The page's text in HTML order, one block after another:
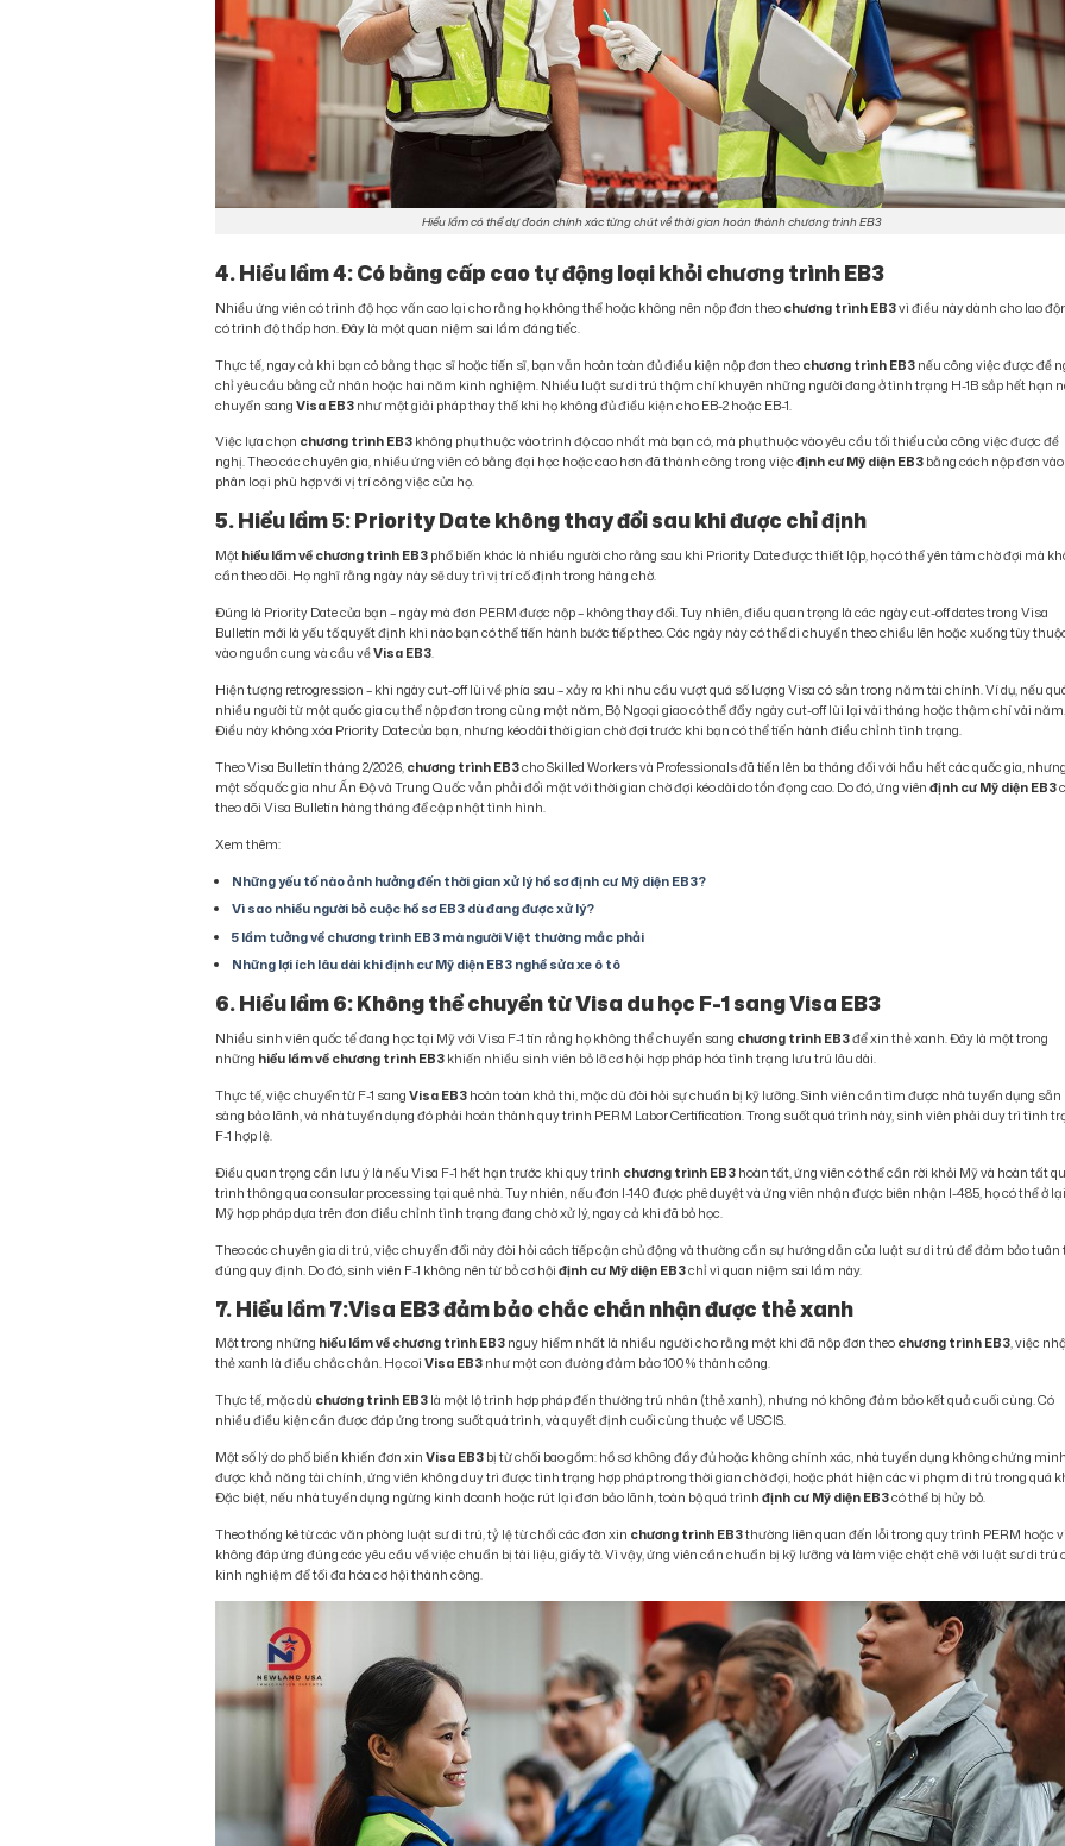
Hiểu lầm có thể dự đoán chính xác từng chút về thời gian hoàn thành chương trình EB3
4. Hiểu lầm 4: Có bằng cấp cao tự động loại khỏi chương trình EB3
Nhiều ứng viên có trình độ học vấn cao lại cho rằng họ không thể hoặc không nên nộp đơn theo chương trình EB3vì điều này dành cho lao
có trình độ thấp hơn. Đây là một quan niệm sai lầm đáng tiếc.
Thực tế, ngay cả khi bạn có bằng thạc sĩ hoặc tiến sĩ, bạn vẫn hoàn toàn đủ điều kiện nộp đơn theo chương trình EB3 nếu công việc được đề
chỉ yêu cầu bằng cử nhân hoặc hai năm kinh nghiệm. Nhiều luật sư di trú thậm chí khuyên những người đang ở tình trạng H-1B sắp hết hạn
chuyển sangVisa EB3 như một giải pháp thay thế khi họ không đủ điều kiện cho EB-2 hoặc EB-1.
Việc lựa chọn chương trình EB3 không phụ thuộc vào trình độ cao nhất mà bạn có, mà phụ thuộc vào yêu cầu tối thiểu của công việc được đề
nghị. Theo các chuyên gia, nhiều ứng viên có bằng đại học hoặc cao hơn đã thành công trong việcđịnh cư Mỹ diện EB3 bằng cách nộp đơn vào
phân loại phù hợp với vị trí công việc của họ.
5. Hiểu lầm 5: Priority Date không thay đổi sau khi được chỉ định
Một hiểu lầm về chương trình EB3 phổ biến khác là nhiều người cho rằng sau khi Priority Date được thiết lập, họ có thể yên tâm chờ đợi mà
cần theo dõi. Họ nghĩ rằng ngày này sẽ duy trì vị trí cố định trong hàng chờ.
Đúng là Priority Date của bạn – ngày mà đơn PERM được nộp – không thay đổi. Tuy nhiên, điều quan trọng là các ngày cut-off dates trong Visa
Bulletin mới là yếu tố quyết định khi nào bạn có thể tiến hành bước tiếp theo. Các ngày này có thể di chuyển theo chiều lên hoặc xuống tùy
vào nguồn cung và cầu vềVisa EB3.
Hiện tượng retrogression – khi ngày cut-off lùi về phía sau – xảy ra khi nhu cầu vượt quá số lượng Visa có sẵn trong năm tài chính. Ví dụ, nếu
nhiều người từ một quốc gia cụ thể nộp đơn trong cùng một năm, Bộ Ngoại giao có thể đẩy ngày cut-off lùi lại vài tháng hoặc thậm chí vài năm.
Điều này không xóa Priority Date của bạn, nhưng kéo dài thời gian chờ đợi trước khi bạn có thể tiến hành điều chỉnh tình trạng.
Theo Visa Bulletin tháng 2/2026, chương trình EB3cho Skilled Workers và Professionals đã tiến lên ba tháng đối với hầu hết các quốc gia, nhưng
một số quốc gia như Ấn Độ và Trung Quốc vẫn phải đối mặt với thời gian chờ đợi kéo dài do tồn đọng cao. Do đó, ứng viênđịnh cư Mỹ diện EB3
theo dõi Visa Bulletin hàng tháng để cập nhật tình hình.
Xem thêm:
Những yếu tố nào ảnh hưởng đến thời gian xử lý hồ sơ định cư Mỹ diện EB3?
Vì sao nhiều người bỏ cuộc hồ sơ EB3 dù đang được xử lý?
5 lầm tưởng về chương trình EB3 mà người Việt thường mắc phải
Những lợi ích lâu dài khi định cư Mỹ diện EB3 nghề sửa xe ô tô
6. Hiểu lầm 6: Không thể chuyển từ Visa du học F-1 sang Visa EB3
Nhiều sinh viên quốc tế đang học tại Mỹ với Visa F-1 tin rằng họ không thể chuyển sang chương trình EB3để xin thẻ xanh. Đây là một trong
những hiểu lầm về chương trình EB3 khiến nhiều sinh viên bỏ lỡ cơ hội hợp pháp hóa tình trạng lưu trú lâu dài.
Thực tế, việc chuyển từ F-1 sangVisa EB3 hoàn toàn khả thi, mặc dù đòi hỏi sự chuẩn bị kỹ lưỡng. Sinh viên cần tìm được nhà tuyển dụng sẵn
sàng bảo lãnh, và nhà tuyển dụng đó phải hoàn thành quy trình PERM Labor Certification. Trong suốt quá trình này, sinh viên phải duy trì tình
F-1 hợp lệ.
Điều quan trọng cần lưu ý là nếu Visa F-1 hết hạn trước khi quy trình chương trình EB3 hoàn tất, ứng viên có thể cần rời khỏi Mỹ và hoàn tất
trình thông qua consular processing tại quê nhà. Tuy nhiên, nếu đơn I-140 được phê duyệt và ứng viên nhận được biên nhận I-485, họ có thể ở lại
Mỹ hợp pháp dựa trên đơn điều chỉnh tình trạng đang chờ xử lý, ngay cả khi đã bỏ học.
Theo các chuyên gia di trú, việc chuyển đổi này đòi hỏi cách tiếp cận chủ động và thường cần sự hướng dẫn của luật sư di trú để đảm bảo tuân
đúng quy định. Do đó, sinh viên F-1 không nên từ bỏ cơ hộiđịnh cư Mỹ diện EB3chỉ vì quan niệm sai lầm này.
7. Hiểu lầm 7:Visa EB3 đảm bảo chắc chắn nhận được thẻ xanh
Một trong những hiểu lầm về chương trình EB3 nguy hiểm nhất là nhiều người cho rằng một khi đã nộp đơn theo chương trình EB3, việc
thẻ xanh là điều chắc chắn. Họ coiVisa EB3 như một con đường đảm bảo 100% thành công.
Thực tế, mặc dù chương trình EB3 là một lộ trình hợp pháp đến thường trú nhân (thẻ xanh), nhưng nó không đảm bảo kết quả cuối cùng. Có
nhiều điều kiện cần được đáp ứng trong suốt quá trình, và quyết định cuối cùng thuộc về USCIS.
Một số lý do phổ biến khiến đơn xinVisa EB3 bị từ chối bao gồm: hồ sơ không đầy đủ hoặc không chính xác, nhà tuyển dụng không chứng minh
được khả năng tài chính, ứng viên không duy trì được tình trạng hợp pháp trong thời gian chờ đợi, hoặc phát hiện các vi phạm di trú trong quá
Đặc biệt, nếu nhà tuyển dụng ngừng kinh doanh hoặc rút lại đơn bảo lãnh, toàn bộ quá trìnhđịnh cư Mỹ diện EB3có thể bị hủy bỏ.
Theo thống kê từ các văn phòng luật sư di trú, tỷ lệ từ chối các đơn xin chương trình EB3thường liên quan đến lỗi trong quy trình PERM hoặc
không đáp ứng đúng các yêu cầu về việc chuẩn bị tài liệu, giấy tờ. Vì vậy, ứng viên cần chuẩn bị kỹ lưỡng và làm việc chặt chẽ với luật sư di trú
kinh nghiệm để tối đa hóa cơ hội thành công.